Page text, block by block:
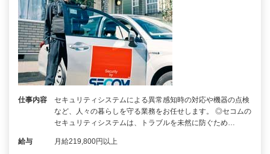
仕事内容
セキュリティシステムによる異常感知時の対応や機器の点検
など、人々の暮らしを守る業務をお任せします。 ◎セコムの
セキュリティシステムは、トラブルを未然に防ぐため…
給与 月給219,800円以上